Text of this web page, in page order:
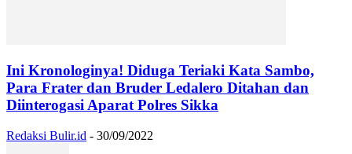
Ini Kronologinya! Diduga Teriaki Kata Sambo,
Para Frater dan Bruder Ledalero Ditahan dan
Diinterogasi Aparat Polres Sikka
Redaksi Bulir.id - 30/09/2022